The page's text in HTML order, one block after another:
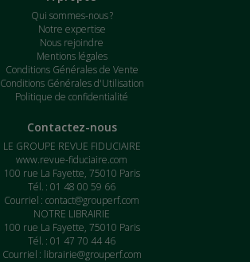
Qui sommes-nous ?
Notre expertise
Nous rejoindre
Mentions légales
Conditions Générales de Vente
Conditions Générales d'Utilisation
Politique de confidentialité
Contactez-nous
LE GROUPE REVUE FIDUCIAIRE
www.revue-fiduciaire.com
100 rue La Fayette, 75010 Paris
Tél. : 01 48 00 59 66
Courriel : contact@grouperf.com
NOTRE LIBRAIRIE
100 rue La Fayette, 75010 Paris
Tél. : 01 47 70 44 46
Courriel : librairie@grouperf.com